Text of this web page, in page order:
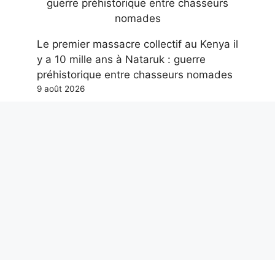
Le premier massacre collectif au Kenya il
y a 10 mille ans à Nataruk : guerre
préhistorique entre chasseurs nomades
9 août 2026